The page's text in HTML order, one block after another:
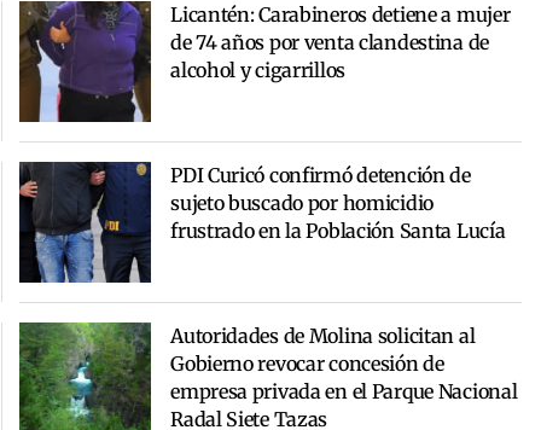
Licantén: Carabineros detiene a mujer
de 74 años por venta clandestina de
alcohol y cigarrillos
PDI Curicó confirmó detención de
sujeto buscado por homicidio
frustrado en la Población Santa Lucía
Autoridades de Molina solicitan al
Gobierno revocar concesión de
empresa privada en el Parque Nacional
Radal Siete Tazas